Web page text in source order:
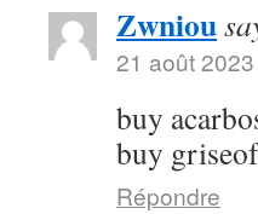
Zwniou
21 août
buy
buy
Répondre